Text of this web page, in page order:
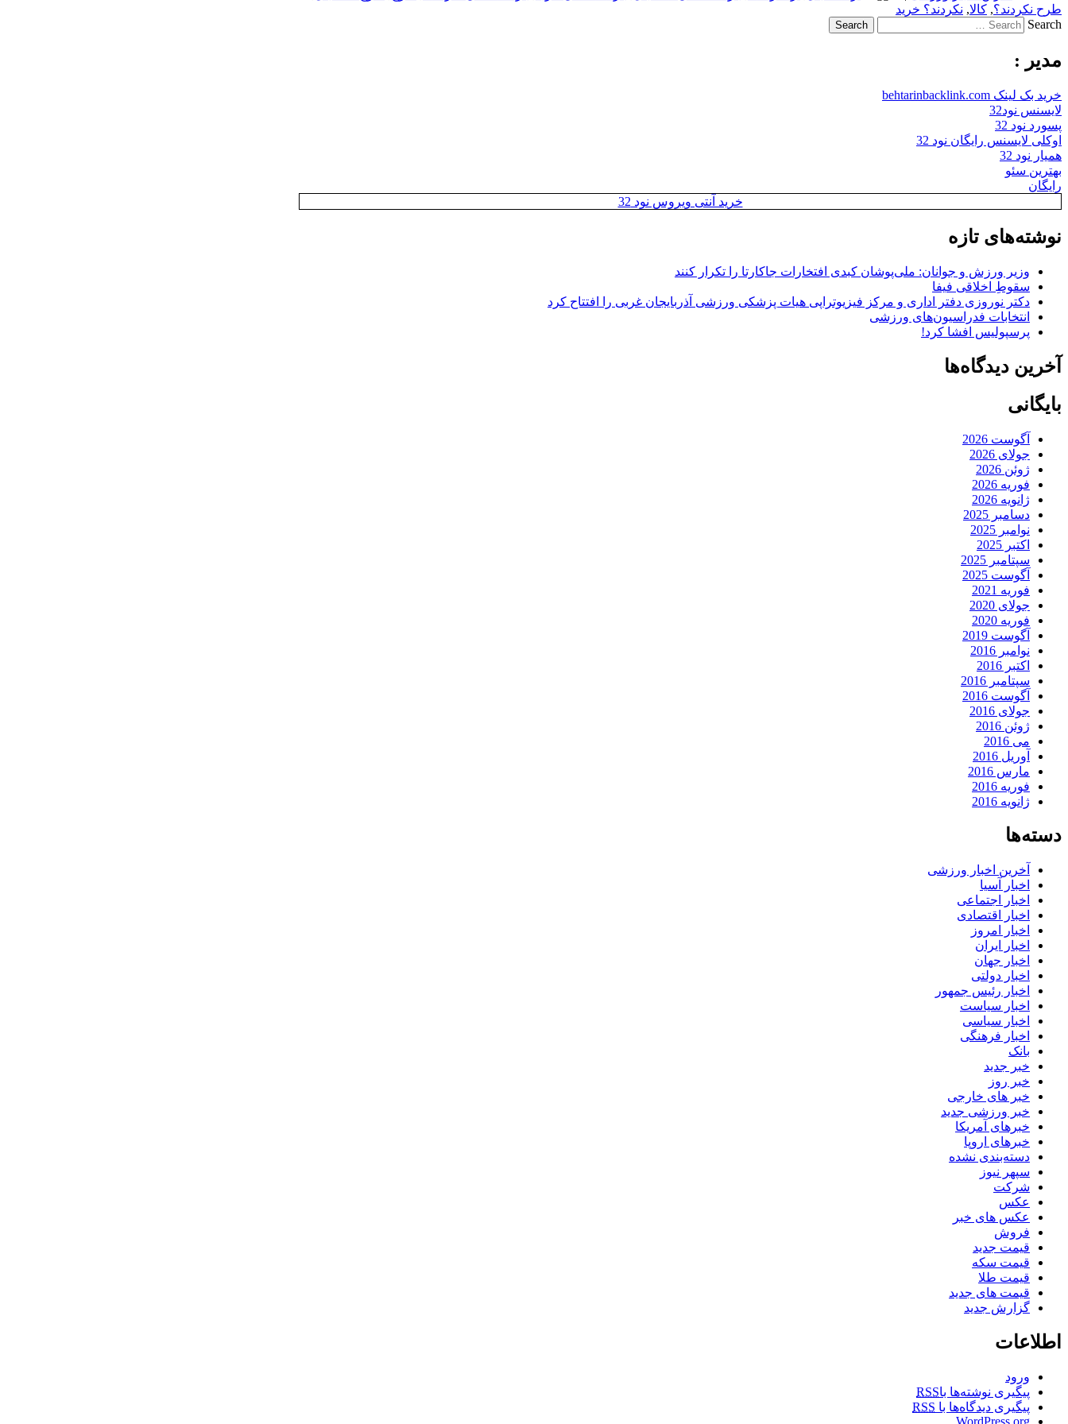
طرح نکردند؟, کالا, نکردند؟ خرید
Search
مدیر :
خرید بک لینک behtarinbacklink.com
لایسنس نود32
پسورد نود 32
اوکلی لایسنس رایگان نود 32
همیار نود 32
بهترین سئو
رایگان
خرید آنتی ویروس نود 32
نوشته‌های تازه
وزیر ورزش و جوانان: ملی‌پوشان کبدی افتخارات جاکارتا را تکرار کنند
سقوطِ اخلاقی فیفا
دکتر نوروزی دفتر اداری و مرکز فیزیوتراپی هیات پزشکی ورزشی آذربایجان غربی را افتتاح کرد
انتخابات فدراسیون‌های ورزشی
پرسپولیس افشا کرد!
آخرین دیدگاه‌ها
بایگانی
آگوست 2026
جولای 2026
ژوئن 2026
فوریه 2026
ژانویه 2026
دسامبر 2025
نوامبر 2025
اکتبر 2025
سپتامبر 2025
آگوست 2025
فوریه 2021
جولای 2020
فوریه 2020
آگوست 2019
نوامبر 2016
اکتبر 2016
سپتامبر 2016
آگوست 2016
جولای 2016
ژوئن 2016
می 2016
آوریل 2016
مارس 2016
فوریه 2016
ژانویه 2016
دسته‌ها
آخرین اخبار ورزشی
اخبار آسیا
اخبار اجتماعی
اخبار اقتصادی
اخبار امروز
اخبار ایران
اخبار جهان
اخبار دولتی
اخبار رئیس جمهور
اخبار سیاست
اخبار سیاسی
اخبار فرهنگی
بانک
خبر جدید
خبر روز
خبر های خارجی
خبر ورزشی جدید
خبرهای آمریکا
خبرهای اروپا
دسته‌بندی نشده
سپهر نیوز
شرکت
عکس
عکس های خبر
فروش
قیمت جدید
قیمت سکه
قیمت طلا
قیمت های جدید
گزارش جدید
اطلاعات
ورود
پیگیری نوشته‌ها باRSS
پیگیری دیدگاه‌ها با RSS